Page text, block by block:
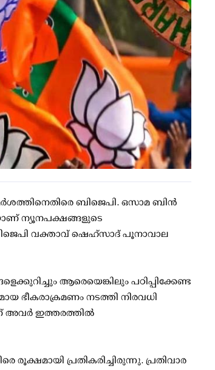
ബിജെപി. ഒസാമ ബിന്‍
ന്യൂനപക്ഷങ്ങളുടെ
വക്താവ് ഷെഹ്സാദ് പൂനാവാല
ആരെയെങ്കിലും പഠിപ്പിക്കേണ്ട
ഭീകരാക്രമണം നടത്തി നിരവധി
അവര്‍ ഇത്തരത്തില്‍
രൂക്ഷമായി പ്രതികരിച്ചിരുന്നു. പ്രതിവാര